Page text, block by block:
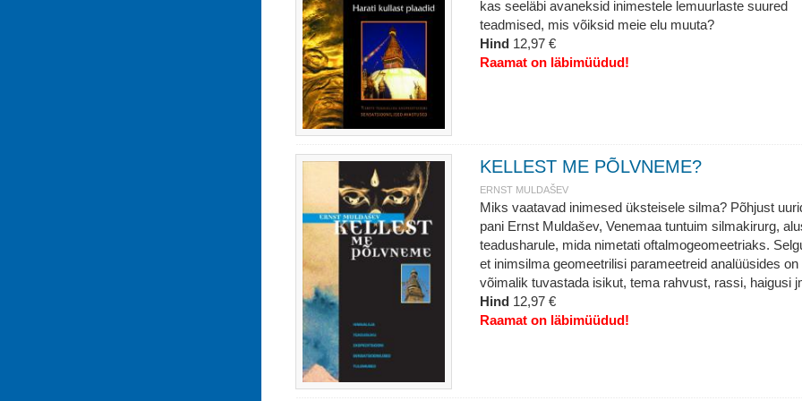
kas seeläbi avaneksid inimestele lemuurlaste suured
teadmised, mis võiksid meie elu muuta?
Hind 12,97 €
Raamat on läbimüüdud!
KELLEST ME PÕLVNEME?
ERNST MULDAŠEV
Miks vaatavad inimesed üksteisele silma? Põhjust
pani Ernst Muldašev, Venemaa tuntuim silmakirurg,
teadusharule, mida nimetati oftalmogeomeetriaks.
et inimsilma geomeetrilisi parameetreid analüüsides on
võimalik tuvastada isikut, tema rahvust, rassi, haigusi
Hind 12,97 €
Raamat on läbimüüdud!